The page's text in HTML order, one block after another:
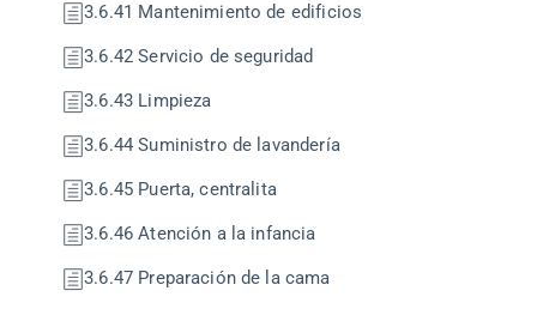
3.6.41 Mantenimiento de edificios
3.6.42 Servicio de seguridad
3.6.43 Limpieza
3.6.44 Suministro de lavandería
3.6.45 Puerta, centralita
3.6.46 Atención a la infancia
3.6.47 Preparación de la cama